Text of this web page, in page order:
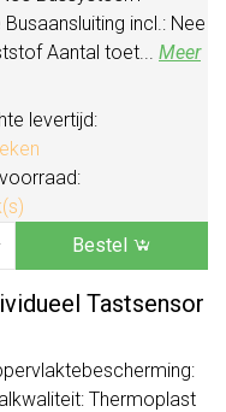
incl.: Nee
Aantal toet... Meer
levertijd:
Bestel
Tastsensor
Thermoplast